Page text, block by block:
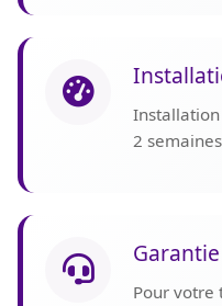
2
Pour votre